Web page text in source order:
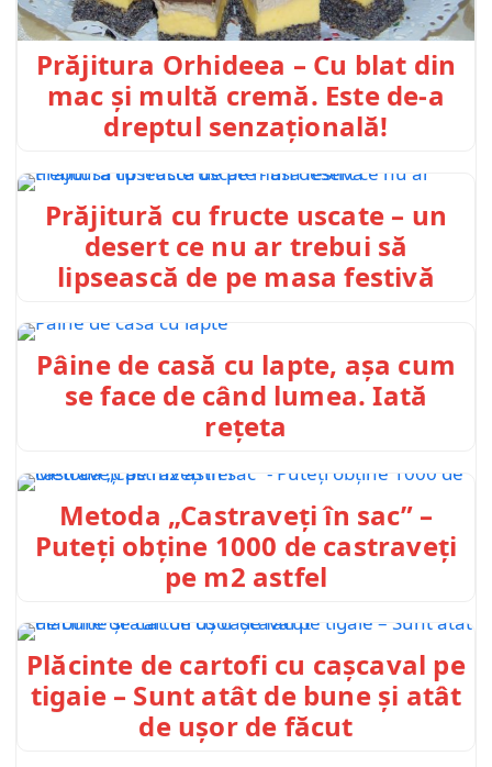
Prăjitura Orhideea – Cu blat din
mac și multă cremă. Este de-a
dreptul senzațională!
Prăjitură cu fructe uscate – un
desert ce nu ar trebui să
lipsească de pe masa festivă
Pâine de casă cu lapte, așa cum
se face de când lumea. Iată
rețeta
Metoda „Castraveți în sac” –
Puteți obține 1000 de castraveți
pe m2 astfel
Plăcinte de cartofi cu cașcaval pe
tigaie – Sunt atât de bune și atât
de ușor de făcut